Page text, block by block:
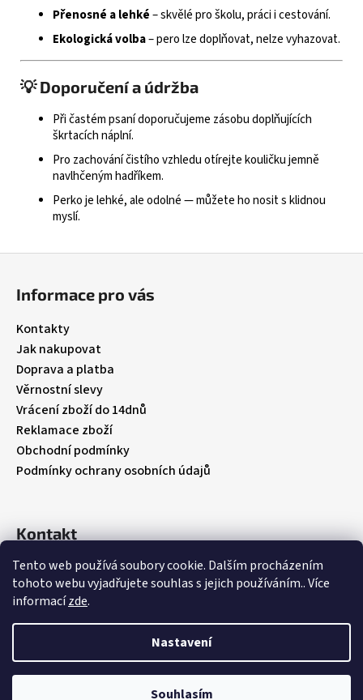
Tento web používá soubory cookie. Dalším procházením
tohoto webu vyjadřujete souhlas s jejich používáním.. Více
informacízde.
Nastavení
Souhlasím
Přenosné a lehké– skvělé pro školu, práci i cestování.
Ekologická volba– pero lze doplňovat, nelze vyhazovat.
💡 Doporučení a údržba
Při častém psaní doporučujeme zásobu doplňujících
škrtacích náplní.
Pro zachování čistího vzhledu otírejte kouličku jemně
navlhčeným hadříkem.
Perko je lehké, ale odolné — můžete ho nosit s klidnou
myslí.
Informace pro vás
Kontakty
Jak nakupovat
Doprava a platba
Věrnostní slevy
Vrácení zboží do 14dnů
Reklamace zboží
Obchodní podmínky
Podmínky ochrany osobních údajů
Kontakt
info@ babybebare.cz
Facebook
babybebare
BabyBeBare. Všechna práva vyhrazena.